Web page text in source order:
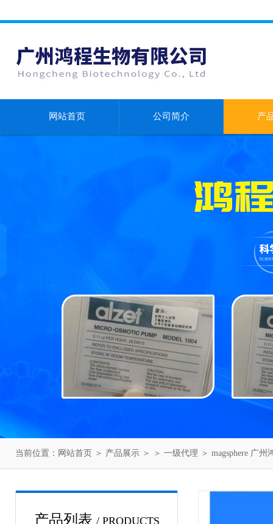
网站首页 公司简介 产
当前位置： 网站首页 ＞ 产品展示 ＞ ＞ 一级代理 ＞ magsphere 广州
产品列表 / PRODUCTS